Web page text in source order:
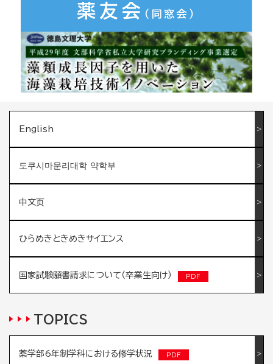
English
도쿠시마문리대학 약학부
中文页
ひらめきときめきサイエンス
国家試験願書請求について（卒業生向け）
TOPICS
薬学部6年制学科における修学状況